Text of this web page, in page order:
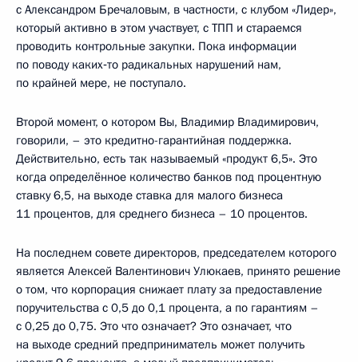
с Александром Бречаловым, в частности, с клубом «Лидер»,
который активно в этом участвует, с ТПП и стараемся
проводить контрольные закупки. Пока информации
по поводу каких‑то радикальных нарушений нам,
по крайней мере, не поступало.
Второй момент, о котором Вы, Владимир Владимирович,
говорили, – это кредитно-гарантийная поддержка.
Действительно, есть так называемый «продукт 6,5». Это
когда определённое количество банков под процентную
ставку 6,5, на выходе ставка для малого бизнеса
11 процентов, для среднего бизнеса – 10 процентов.
На последнем совете директоров, председателем которого
является Алексей Валентинович Улюкаев, принято решение
о том, что корпорация снижает плату за предоставление
поручительства с 0,5 до 0,1 процента, а по гарантиям –
с 0,25 до 0,75. Это что означает? Это означает, что
на выходе средний предприниматель может получить